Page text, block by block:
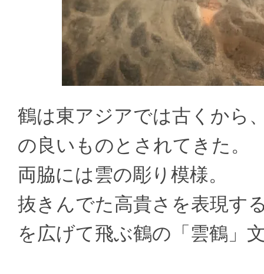
鶴は東アジアでは古くから
の良いものとされてきた。
両脇には雲の彫り模様。
抜きんでた高貴さを表現す
を広げて飛ぶ鶴の「雲鶴」